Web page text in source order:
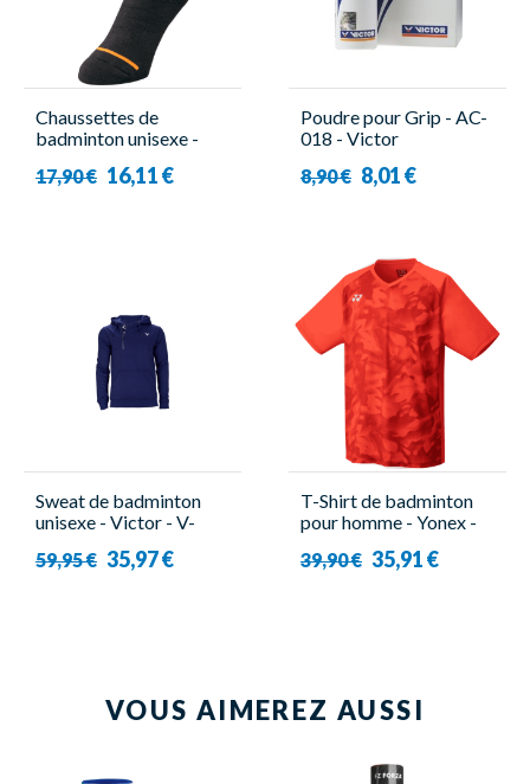
Chaussettes de
badminton unisexe -
Axelsen Noir/Orange -
17,90 € 16,11 €
Poudre pour Grip - AC-
018 - Victor
8,90 € 8,01 €
Sweat de badminton
unisexe - Victor - V-
59,95 € 35,97 €
T-Shirt de badminton
pour homme - Yonex -
39,90 € 35,91 €
VOUS AIMEREZ AUSSI